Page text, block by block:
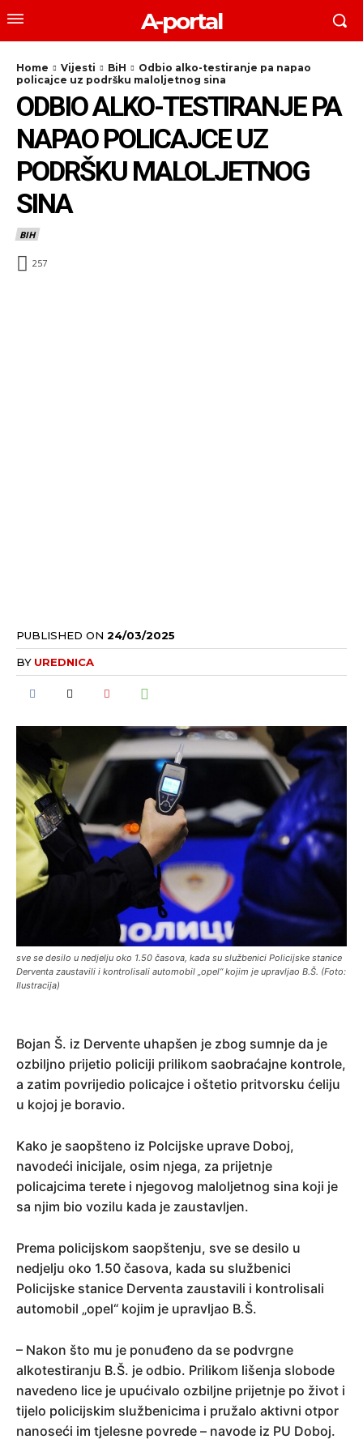
A-portal
Home Vijesti BiH
Odbio alko-testiranje pa napao
policajce uz podršku maloljetnog sina
ODBIO ALKO-TESTIRANJE PA
NAPAO POLICAJCE UZ
PODRŠKU MALOLJETNOG
SINA
BIH
257
PUBLISHED ON 24/03/2025
BY UREDNICA
sve se desilo u nedjelju oko 1.50 časova, kada su službenici Policijske stanice
Derventa zaustavili i kontrolisali automobil „opel“ kojim je upravljao B.Š. (Foto:
Ilustracija)
Bojan Š. iz Dervente uhapšen je zbog sumnje da je
ozbiljno prijetio policiji prilikom saobraćajne kontrole,
a zatim povrijedio policajce i oštetio pritvorsku ćeliju
u kojoj je boravio.
Kako je saopšteno iz Polcijske uprave Doboj,
navodeći inicijale, osim njega, za prijetnje
policajcima terete i njegovog maloljetnog sina koji je
sa njim bio vozilu kada je zaustavljen.
Prema policijskom saopštenju, sve se desilo u
nedjelju oko 1.50 časova, kada su službenici
Policijske stanice Derventa zaustavili i kontrolisali
automobil „opel“ kojim je upravljao B.Š.
– Nakon što mu je ponuđeno da se podvrgne
alkotestiranju B.Š. je odbio. Prilikom lišenja slobode
navedeno lice je upućivalo ozbiljne prijetnje po život i
tijelo policijskim službenicima i pružalo aktivni otpor
nanoseći im tjelesne povrede – navode iz PU Doboj.